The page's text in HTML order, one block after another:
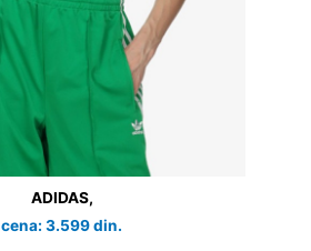
ADIDAS,
cena: 3.599 din.